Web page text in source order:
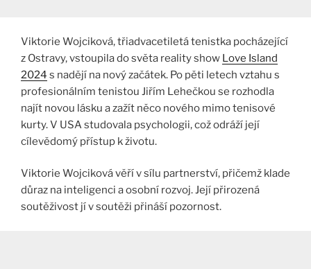
Viktorie Wojciková, třiadvacetiletá tenistka pocházející
z Ostravy, vstoupila do světa reality show Love Island
2024 s nadějí na nový začátek. Po pěti letech vztahu s
profesionálním tenistou Jiřím Lehečkou se rozhodla
najít novou lásku a zažít něco nového mimo tenisové
kurty. V USA studovala psychologii, což odráží její
cílevědomý přístup k životu.
Viktorie Wojciková věří v sílu partnerství, přičemž klade
důraz na inteligenci a osobní rozvoj. Její přirozená
soutěživost jí v soutěži přináší pozornost​.